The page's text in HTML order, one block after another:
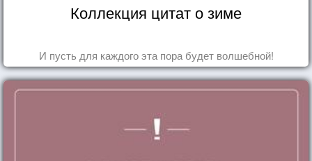
Коллекция цитат о зиме
И пусть для каждого эта пора будет волшебной!